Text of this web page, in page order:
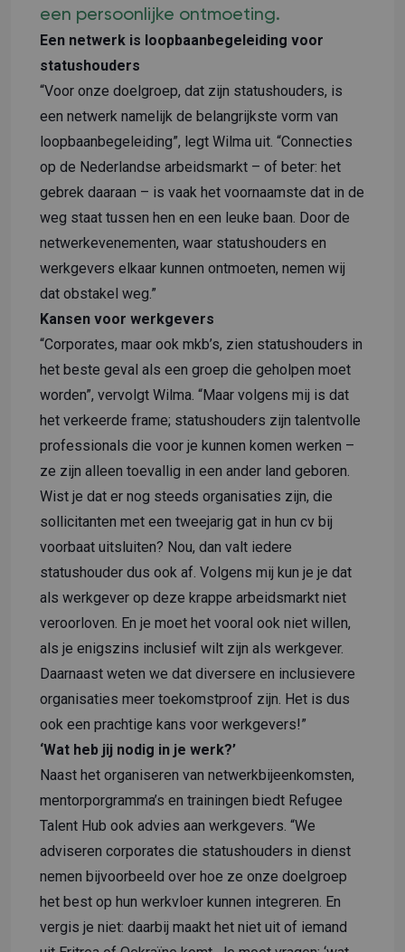
een persoonlijke ontmoeting.
Een netwerk is loopbaanbegeleiding voor
statushouders
“Voor onze doelgroep, dat zijn statushouders, is
een netwerk namelijk de belangrijkste vorm van
loopbaanbegeleiding”, legt Wilma uit. “Connecties
op de Nederlandse arbeidsmarkt – of beter: het
gebrek daaraan – is vaak het voornaamste dat in de
weg staat tussen hen en een leuke baan. Door de
netwerkevenementen, waar statushouders en
werkgevers elkaar kunnen ontmoeten, nemen wij
dat obstakel weg.”
Kansen voor werkgevers
“Corporates, maar ook mkb’s, zien statushouders in
het beste geval als een groep die geholpen moet
worden”, vervolgt Wilma. “Maar volgens mij is dat
het verkeerde frame; statushouders zijn talentvolle
professionals die voor je kunnen komen werken –
ze zijn alleen toevallig in een ander land geboren.
Wist je dat er nog steeds organisaties zijn, die
sollicitanten met een tweejarig gat in hun cv bij
voorbaat uitsluiten? Nou, dan valt iedere
statushouder dus ook af. Volgens mij kun je je dat
als werkgever op deze krappe arbeidsmarkt niet
veroorloven. En je moet het vooral ook niet willen,
als je enigszins inclusief wilt zijn als werkgever.
Daarnaast weten we dat diversere en inclusievere
organisaties meer toekomstproof zijn. Het is dus
ook een prachtige kans voor werkgevers!”
‘Wat heb jij nodig in je werk?’
Naast het organiseren van netwerkbijeenkomsten,
mentorporgramma’s en trainingen biedt Refugee
Talent Hub ook advies aan werkgevers. “We
adviseren corporates die statushouders in dienst
nemen bijvoorbeeld over hoe ze onze doelgroep
het best op hun werkvloer kunnen integreren. En
vergis je niet: daarbij maakt het niet uit of iemand